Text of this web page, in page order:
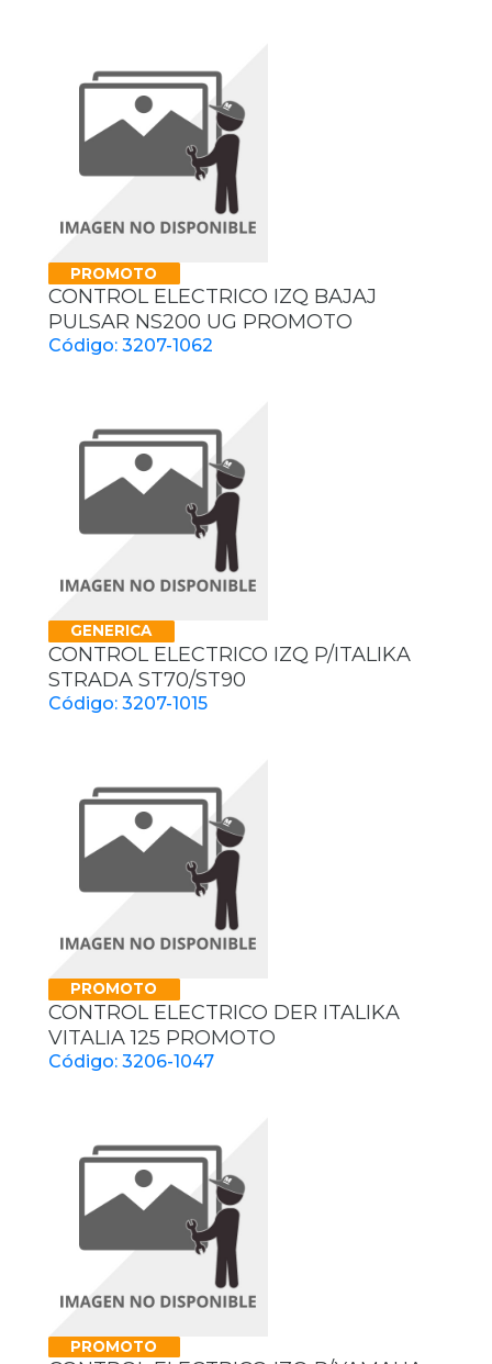
PROMOTO
CONTROL ELECTRICO IZQ BAJAJ
PULSAR NS200 UG PROMOTO
Código: 3207-1062
GENERICA
CONTROL ELECTRICO IZQ P/ITALIKA
STRADA ST70/ST90
Código: 3207-1015
PROMOTO
CONTROL ELECTRICO DER ITALIKA
VITALIA 125 PROMOTO
Código: 3206-1047
PROMOTO